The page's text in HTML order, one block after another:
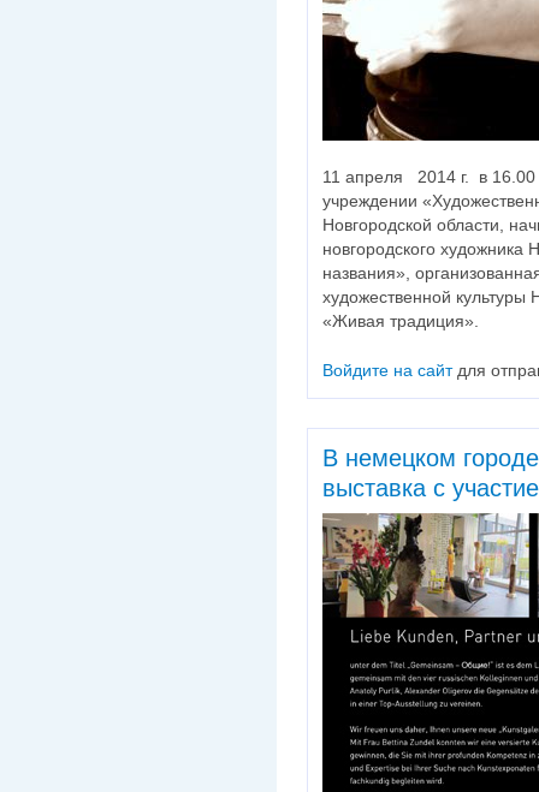
11 апреля 2014 г. в
учреждении
Новгородской области,
новгородского
названия»,
художественной
«Живая традиция».
Войдите на сайтдля
В немецком
выставка с